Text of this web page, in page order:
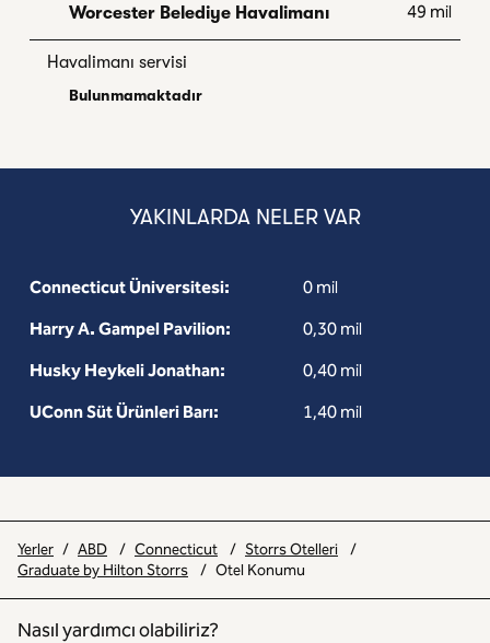
Worcester Belediye Havalimanı 49 mil
Havalimanı servisi
Bulunmamaktadır
YAKINLARDA NELER VAR
Connecticut Üniversitesi:
0 mil
Harry A. Gampel Pavilion:
0,30 mil
Husky Heykeli Jonathan:
0,40 mil
UConn Süt Ürünleri Barı:
1,40 mil
Yerler / ABD / Connecticut / Storrs Otelleri
/
Graduate by Hilton Storrs
/ Otel Konumu
Nasıl yardımcı olabiliriz?